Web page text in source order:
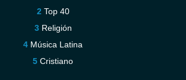
Top 40
Religión
Música Latina
Cristiano